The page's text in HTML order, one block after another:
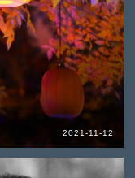
2021-11-12